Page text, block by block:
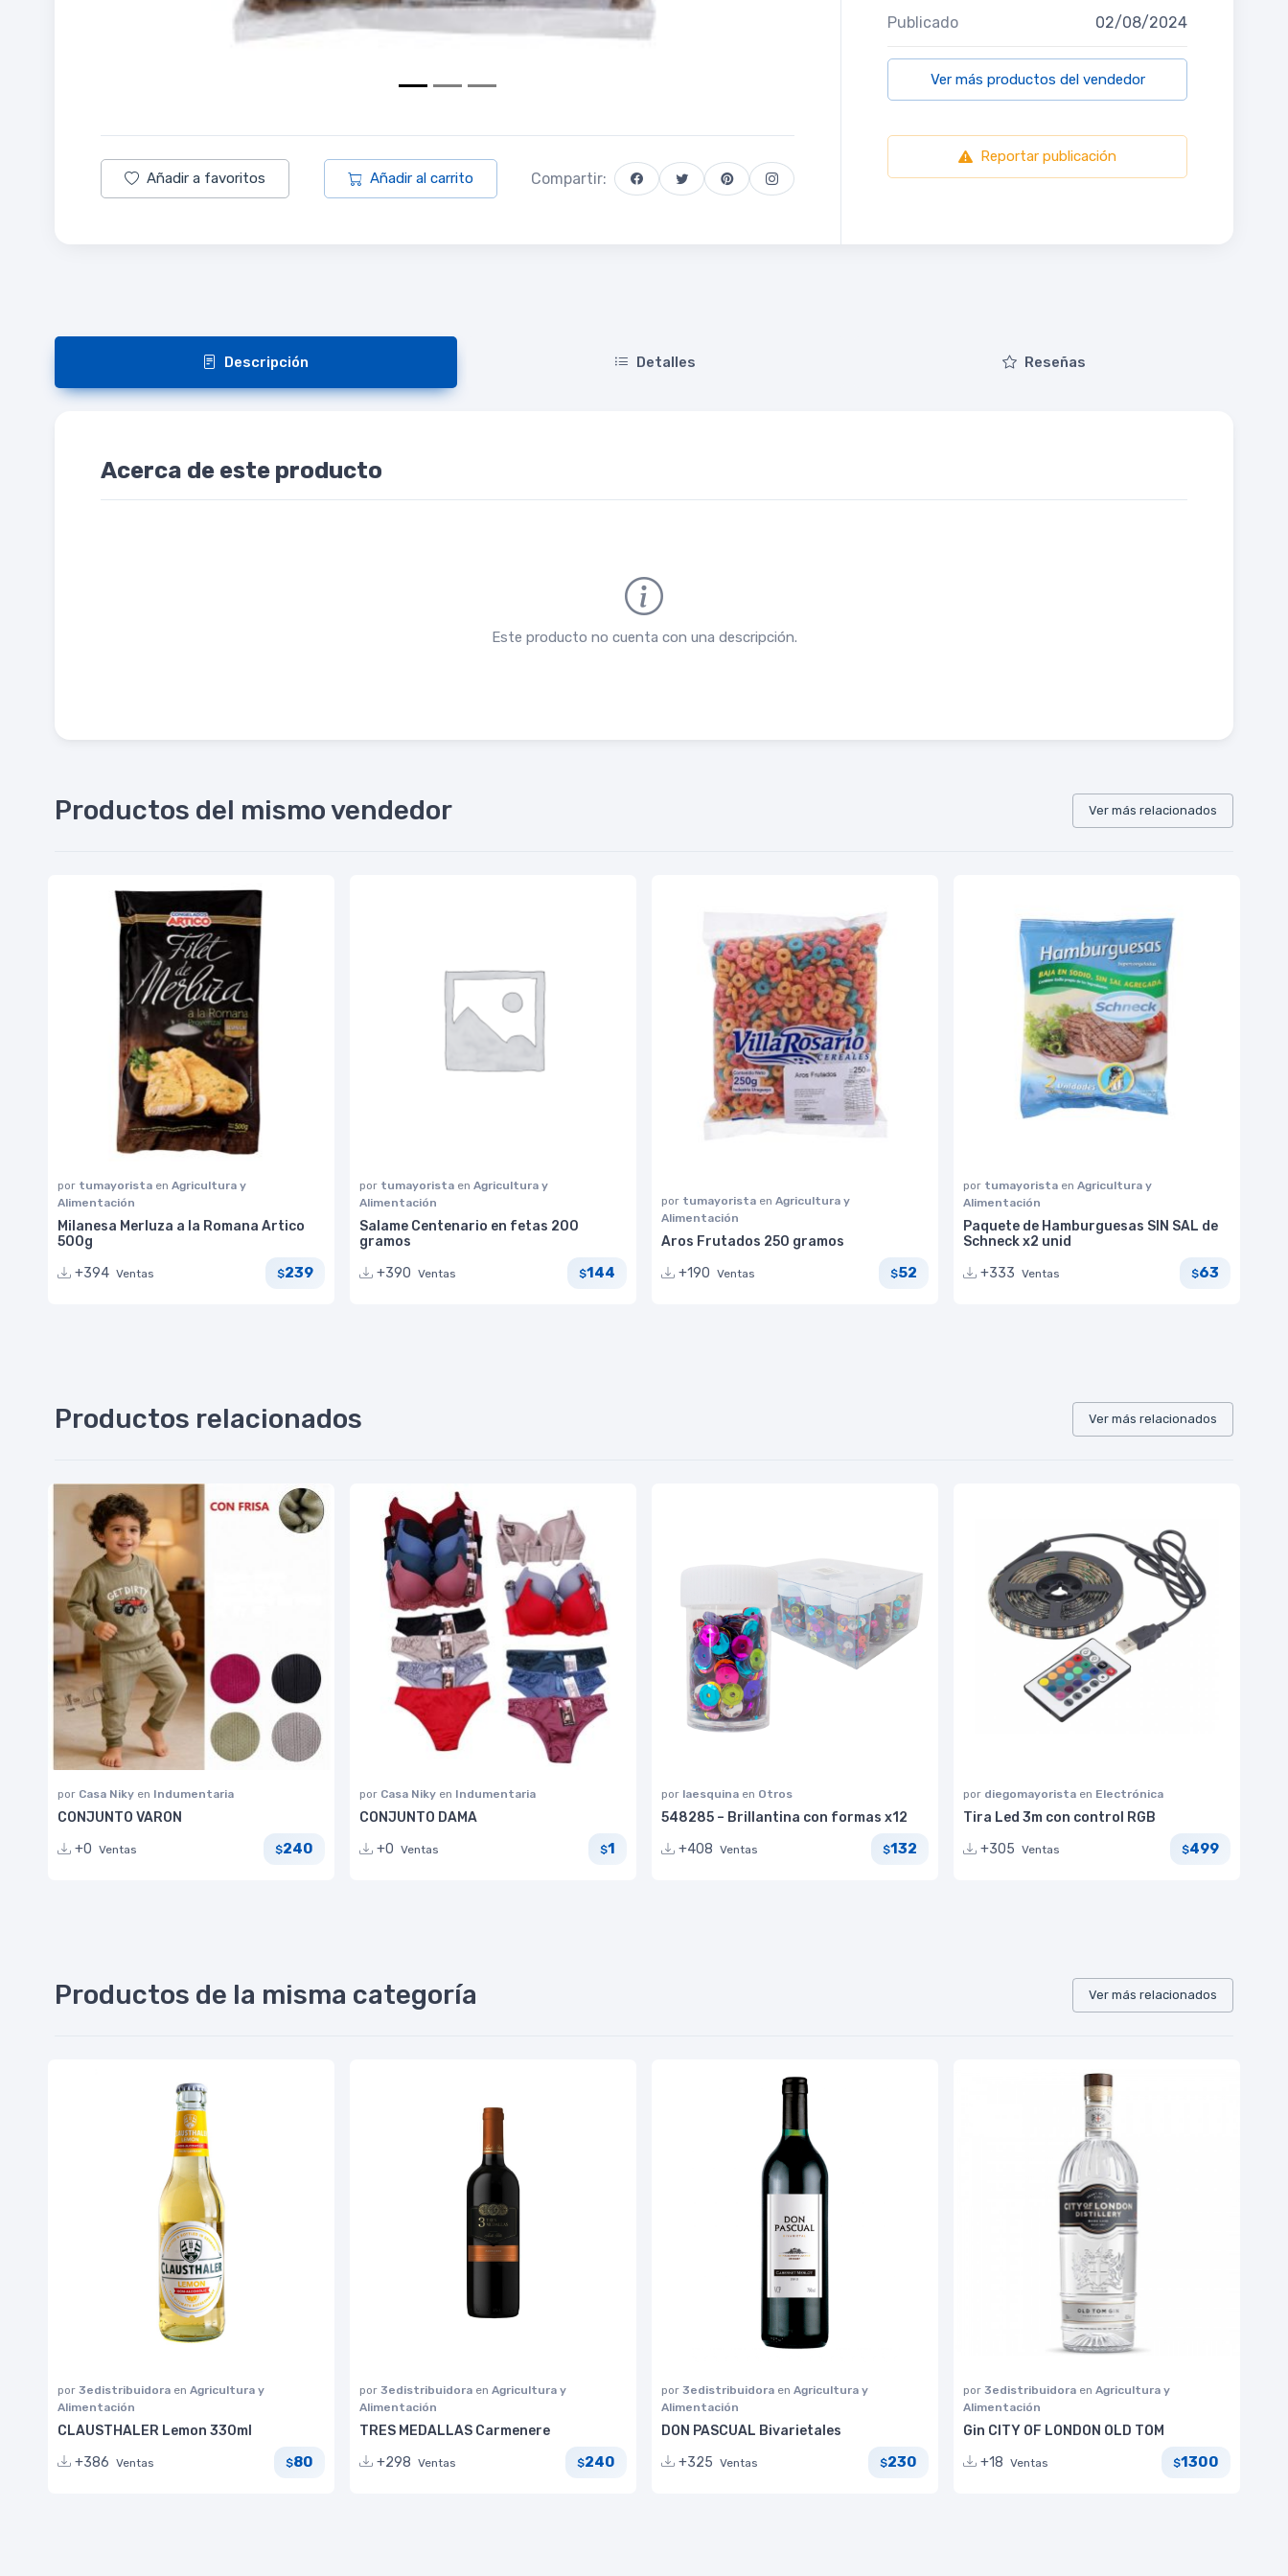
Añadir a favoritos Añadir al carrito Compartir:
Publicado 02/08/2024
Ver más productos del vendedor
Reportar publicación
Descripción Detalles Reseñas
Acerca de este producto
Este producto no cuenta con una descripción.
Productos del mismo vendedor Ver más relacionados
por tumayorista en Agricultura y
Alimentación
Milanesa Merluza a la Romana Artico
500g
+394 Ventas $239
por tumayorista en Agricultura y
Alimentación
Salame Centenario en fetas 200
gramos
+390 Ventas $144
por tumayorista en Agricultura y
Alimentación
Aros Frutados 250 gramos
+190 Ventas $52
por tumayorista en Agricultura y
Alimentación
Paquete de Hamburguesas SIN SAL de
Schneck x2 unid
+333 Ventas $63
Productos relacionados Ver más relacionados
por Casa Niky en Indumentaria
CONJUNTO VARON
+0 Ventas $240
por Casa Niky en Indumentaria
CONJUNTO DAMA
+0 Ventas $1
por laesquina en Otros
548285 – Brillantina con formas x12
+408 Ventas $132
por diegomayorista en Electrónica
Tira Led 3m con control RGB
+305 Ventas $499
Productos de la misma categoría Ver más relacionados
por 3edistribuidora en Agricultura y
Alimentación
CLAUSTHALER Lemon 330ml
+386 Ventas $80
por 3edistribuidora en Agricultura y
Alimentación
TRES MEDALLAS Carmenere
+298 Ventas $240
por 3edistribuidora en Agricultura y
Alimentación
DON PASCUAL Bivarietales
+325 Ventas $230
por 3edistribuidora en Agricultura y
Alimentación
Gin CITY OF LONDON OLD TOM
+18 Ventas $1300